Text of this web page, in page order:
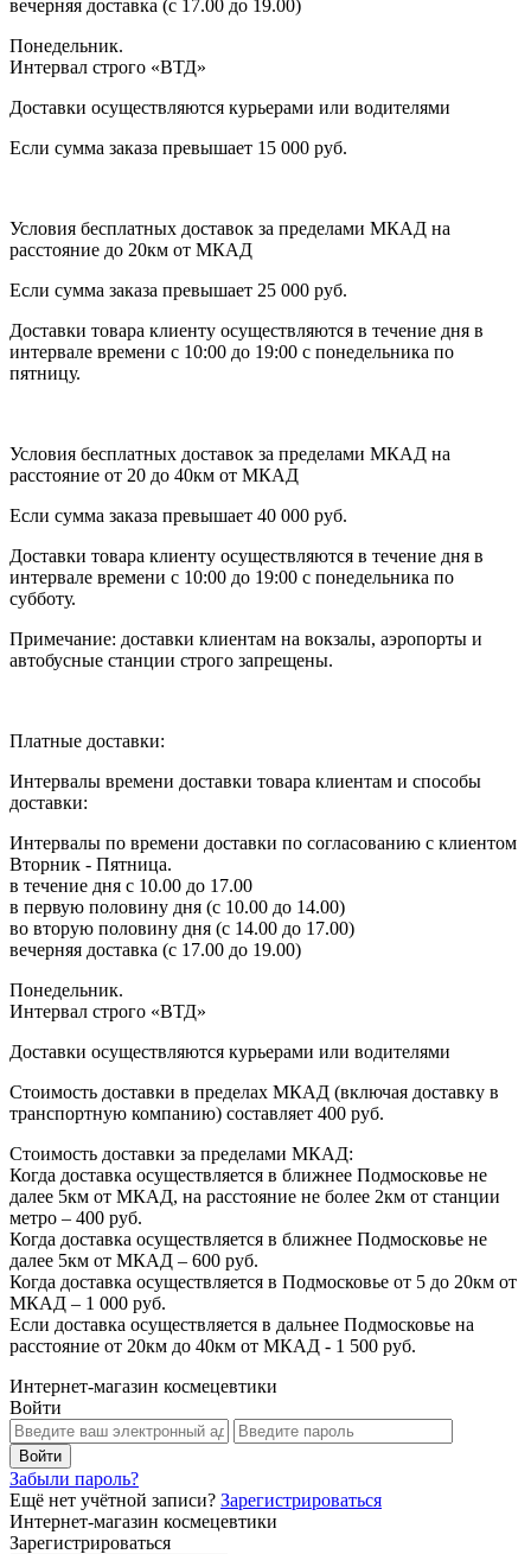
вечерняя доставка (с 17.00 до 19.00)
Понедельник.
Интервал строго «ВТД»
Доставки осуществляются курьерами или водителями
Если сумма заказа превышает 15 000 руб.
Условия бесплатных доставок за пределами МКАД на
расстояние до 20км от МКАД
Если сумма заказа превышает 25 000 руб.
Доставки товара клиенту осуществляются в течение дня в
интервале времени с 10:00 до 19:00 с понедельника по
пятницу.
Условия бесплатных доставок за пределами МКАД на
расстояние от 20 до 40км от МКАД
Если сумма заказа превышает 40 000 руб.
Доставки товара клиенту осуществляются в течение дня в
интервале времени с 10:00 до 19:00 с понедельника по
субботу.
Примечание: доставки клиентам на вокзалы, аэропорты и
автобусные станции строго запрещены.
Платные доставки:
Интервалы времени доставки товара клиентам и способы
доставки:
Интервалы по времени доставки по согласованию с клиентом
Вторник - Пятница.
в течение дня с 10.00 до 17.00
в первую половину дня (с 10.00 до 14.00)
во вторую половину дня (с 14.00 до 17.00)
вечерняя доставка (с 17.00 до 19.00)
Понедельник.
Интервал строго «ВТД»
Доставки осуществляются курьерами или водителями
Стоимость доставки в пределах МКАД (включая доставку в
транспортную компанию) составляет 400 руб.
Стоимость доставки за пределами МКАД:
Когда доставка осуществляется в ближнее Подмосковье не
далее 5км от МКАД, на расстояние не более 2км от станции
метро – 400 руб.
Когда доставка осуществляется в ближнее Подмосковье не
далее 5км от МКАД – 600 руб.
Когда доставка осуществляется в Подмосковье от 5 до 20км от
МКАД – 1 000 руб.
Если доставка осуществляется в дальнее Подмосковье на
расстояние от 20км до 40км от МКАД - 1 500 руб.
Интернет-магазин космецевтики
Войти
Забыли пароль?
Ещё нет учётной записи? Зарегистрироваться
Интернет-магазин космецевтики
Зарегистрироваться